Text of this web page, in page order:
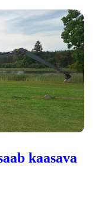
kaasava